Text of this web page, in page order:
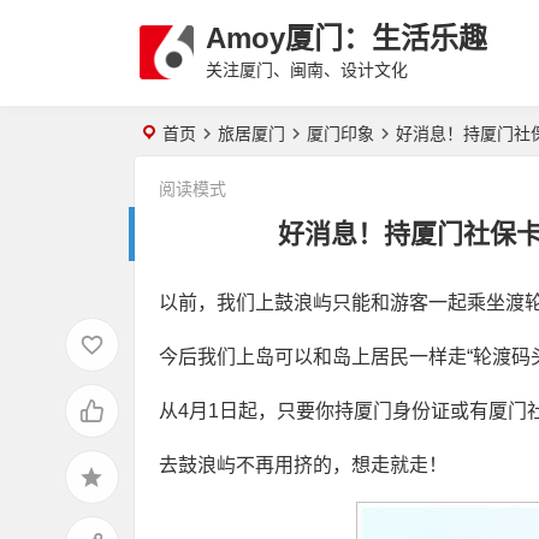
Amoy厦门：生活乐趣
关注厦门、闽南、设计文化
首页 旅居厦门 厦门印象 好消息！持厦门社
好消息！持厦门社保
阅读模式
以前，我们上鼓浪屿只能和游客一起乘坐渡
今后我们上岛可以和岛上居民一样走“轮渡
从4月1日起，只要你持厦门身份证或有厦
去鼓浪屿不再用挤的，想走就走！